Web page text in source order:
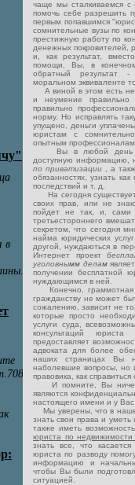
чаще мы сталкиваемся с
помочь себе разрешить
первым попавшимся
сомнительные вузы по
престижную работу по
денежных покровителей,
и, как результат,
помощи, Вы, в
обратный результат
моральном эквиваленте
А виной в этом есть
и неумение правильно
правильно
норму. Но исправлять
упущено, деньги
юристам с
опытным
Вы в любой день
доступную информацию,
по приватизации
, а
обязанностях, узнать
последствий и т. д.
На сегодня
своих прав, или не
пойдет не так, и, сами
третьестороннего
секретом, что сегодня
найма юридических
другой, нуждаються в
Интернет проект
уголовнымм делам
получении бесплатной
нуждающимся в ней.
Конечно, граммотная и
гражданству не может
сожалению, зависит не
которые просто
услуги суда,
консультаций
предоставляет
адвоката для более
наших страницах Вы
наболевшие вопросы, но
правовика, как
И помните, Вы
являются
настоящего имени и у Вас
Мы уверены, что в
знать свои права и уметь
также иметь
юриста по
знать все, что
юриста по разводу
информацию и
чтобы Вы были
ситуацией.